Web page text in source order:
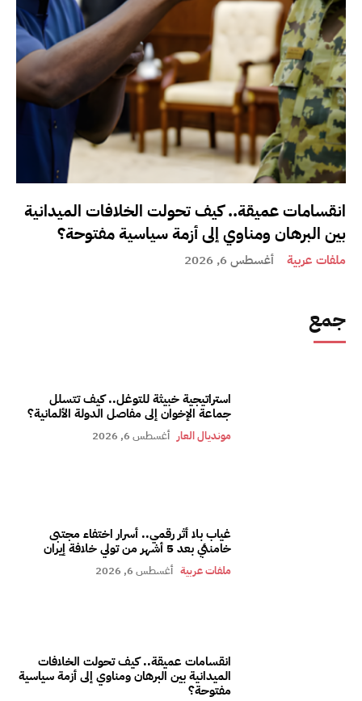
انقسامات عميقة.. كيف تحولت الخلافات الميدانية
بين البرهان ومناوي إلى أزمة سياسية مفتوحة؟
ملفات عربية أغسطس 6, 2026
جمع
استراتيجية خبيثة للتوغل.. كيف تتسلل
جماعة الإخوان إلى مفاصل الدولة الألمانية؟
مونديال العار أغسطس 6, 2026
غياب بلا أثر رقمي.. أسرار اختفاء مجتبى
خامنئي بعد 5 أشهر من تولي خلافة إيران
ملفات عربية أغسطس 6, 2026
انقسامات عميقة.. كيف تحولت الخلافات
الميدانية بين البرهان ومناوي إلى أزمة سياسية
مفتوحة؟